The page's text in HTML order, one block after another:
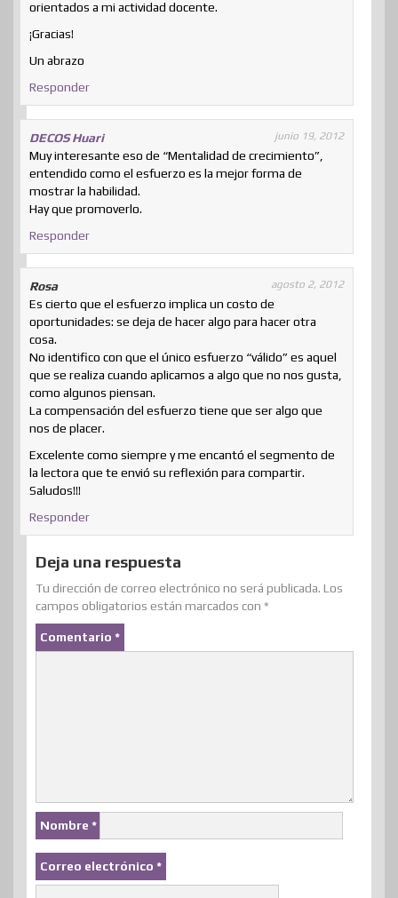
orientados a mi actividad docente.
¡Gracias!
Un abrazo
Responder
DECOS Huari junio 19, 2012
Muy interesante eso de “Mentalidad de crecimiento”,
entendido como el esfuerzo es la mejor forma de
mostrar la habilidad.
Hay que promoverlo.
Responder
Rosa agosto 2, 2012
Es cierto que el esfuerzo implica un costo de
oportunidades: se deja de hacer algo para hacer otra
cosa.
No identifico con que el único esfuerzo “válido” es aquel
que se realiza cuando aplicamos a algo que no nos gusta,
como algunos piensan.
La compensación del esfuerzo tiene que ser algo que
nos de placer.
Excelente como siempre y me encantó el segmento de
la lectora que te envió su reflexión para compartir.
Saludos!!!
Responder
Deja una respuesta
Tu dirección de correo electrónico no será publicada. Los
campos obligatorios están marcados con *
Comentario *
Nombre *
Correo electrónico *